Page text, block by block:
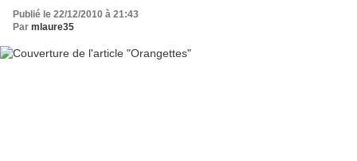
Publié le 22/12/2010 à 21:43
Par mlaure35